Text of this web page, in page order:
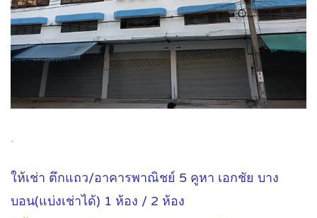
.
ให้เช่า ตึกแถว/อาคารพาณิชย์ 5 คูหา เอกชัย บาง
บอน(แบ่งเช่าได้) 1 ห้อง / 2 ห้อง